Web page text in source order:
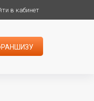
в кабинет